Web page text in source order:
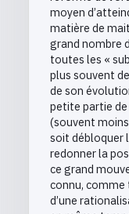
moyen
matière de
grand nombre
toutes les «
plus souvent
de son
petite partie
(souvent moins
soit débloquer
redonner la
ce grand
connu, comme
d’une